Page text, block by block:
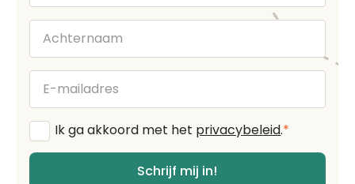
Achternaam
E-
mailadres
Algemene
voorwaarden*
Ik ga akkoord met het privacybeleid.*
Schrijf mij in!